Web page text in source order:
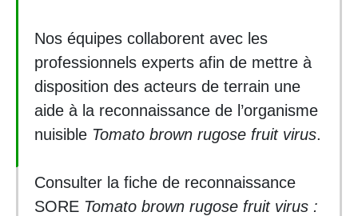
Nos équipes collaborent avec les
professionnels experts afin de mettre à
disposition des acteurs de terrain une
aide à la reconnaissance de l’organisme
nuisible Tomato brown rugose fruit virus.
Consulter la fiche de reconnaissance
SORE Tomato brown rugose fruit virus :